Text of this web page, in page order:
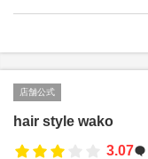
店舗公式
hair style wako
3.07